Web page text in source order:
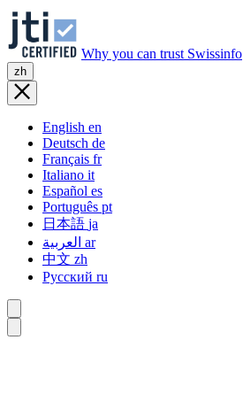
Why you can trust Swissinfo
zh
English en
Deutsch de
Français fr
Italiano it
Español es
Português pt
日本語 ja
ar
中文 zh
Русский ru